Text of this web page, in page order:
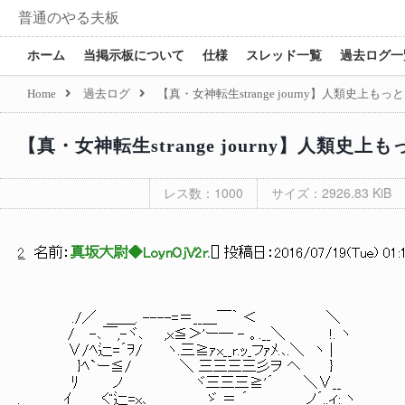
普通のやる夫板
ホーム 当掲示板について 仕様 スレッド一覧 過去ログ
Home 過去ログ 【真・女神転生strange journy】人類史上もっ
【真・女神転生strange journy】人類史上
レス数：1000 サイズ：2926.83 KiB
2 名前： 真坂大尉◆LoynOjV2r. ] 投稿日： 2016/07/19(Tue)
./／ ＿＿. ----=＝__＿￣｀ ＜ ＼
/ -､￣,-ヾ､ ,x≦＞'ー― - 。.__＼ !. ヽ
∨/ﾍ辷=´ｦ/ ヽ.三≧ｧx__r.ｯ_フｧﾒ.､.＼ ヽ |
}ﾍ`ー≦/ ＼ 三三三三彡ヲ ヘ }
ﾘ ノ ヾ三三三≧'´ ＼∨__ よくやったぁ
. ｲ ぐ辷=x､ ゞ ＝ ´ ノ´..ィ: ヽ